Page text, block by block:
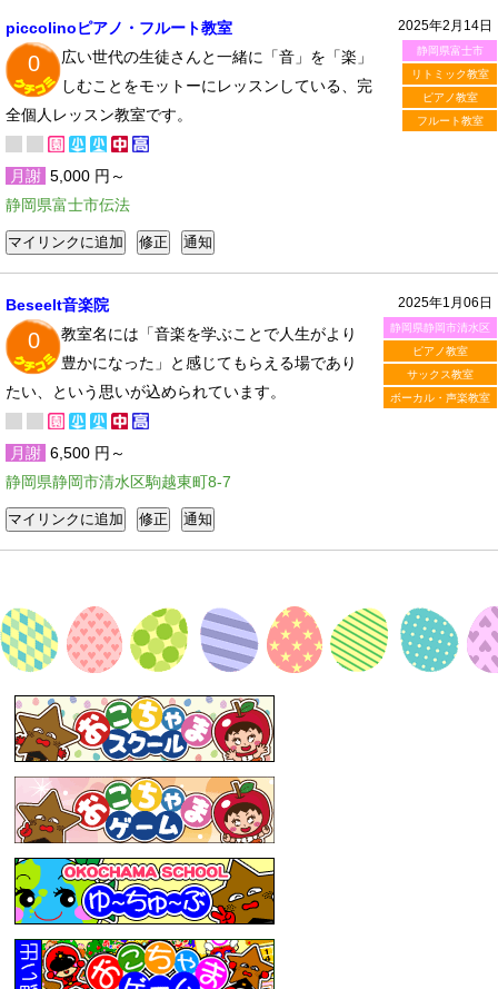
2025年2月14日
静岡県富士市
リトミック教室
ピアノ教室
フルート教室
piccolinoピアノ・フルート教室
0
広い世代の生徒さんと一緒に「音」を「楽」
しむことをモットーにレッスンしている、完
全個人レッスン教室です。
月謝 5,000 円～
静岡県富士市伝法
2025年1月06日
静岡県静岡市清水区
ピアノ教室
サックス教室
ボーカル・声楽教室
Beseelt音楽院
0
教室名には「音楽を学ぶことで人生がより
豊かになった」と感じてもらえる場であり
たい、という思いが込められています。
月謝 6,500 円～
静岡県静岡市清水区駒越東町8-7